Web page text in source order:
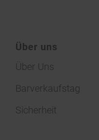
Über uns
Über Uns
Barverkaufstag
Sicherheit